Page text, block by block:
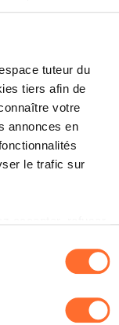
tuteur du
tiers afin de
votre
annonces en
le trafic sur
au
des différents
» ci-dessus.
règles
en vigueur
les